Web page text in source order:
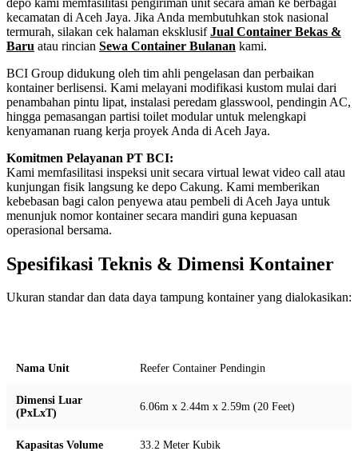
kecamatan di Aceh Jaya. Jika Anda membutuhkan stok nasional
termurah, silakan cek halaman eksklusifJual Container Bekas &
Baru atau rincian Sewa Container Bulanan kami.
BCI Group didukung oleh tim ahli pengelasan dan perbaikan
kontainer berlisensi. Kami melayani modifikasi kustom mulai dari
penambahan pintu lipat, instalasi peredam glasswool, pendingin AC,
hingga pemasangan partisi toilet modular untuk melengkapi
kenyamanan ruang kerja proyek Anda di Aceh Jaya.
Komitmen Pelayanan PT BCI:
Kami memfasilitasi inspeksi unit secara virtual lewat video call atau
kunjungan fisik langsung ke depo Cakung. Kami memberikan
kebebasan bagi calon penyewa atau pembeli di Aceh Jaya untuk
menunjuk nomor kontainer secara mandiri guna kepuasan
operasional bersama.
Spesifikasi Teknis & Dimensi Kontainer
Ukuran standar dan data daya tampung kontainer yang dialokasikan:
Nama Unit Reefer Container Pendingin
Dimensi Luar
(PxLxT)
6.06m x 2.44m x 2.59m (20 Feet)
Kapasitas Volume 33.2 Meter Kubik